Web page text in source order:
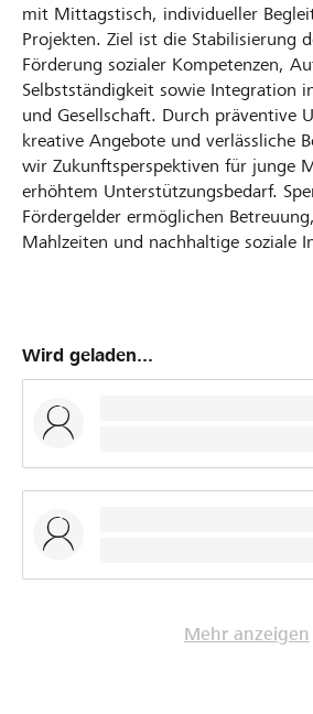
mit Mittagstisch, individueller
Projekten. Ziel ist die Stabilisierung
Förderung sozialer Kompetenzen,
Selbstständigkeit sowie Integration
und Gesellschaft. Durch präventive
kreative Angebote und verlässliche
wir Zukunftsperspektiven für junge
erhöhtem Unterstützungsbedarf.
Fördergelder ermöglichen
Mahlzeiten und nachhaltige soziale
Wird geladen...
Mehr anzeigen